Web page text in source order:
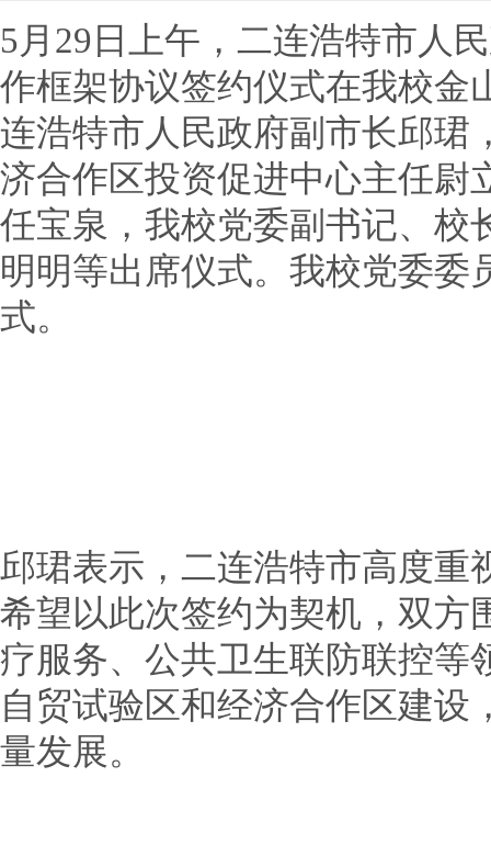
5月29日上午，二连浩特市人
作框架协议签约仪式在我校金
连浩特市人民政府副市长邱
济合作区投资促进中心主任尉
任宝泉，我校党委副书记、校
明明等出席仪式。我校党委委
式。
邱珺表示，二连浩特市高度重
希望以此次签约为契机，双方
疗服务、公共卫生联防联控等
自贸试验区和经济合作区建设
量发展。